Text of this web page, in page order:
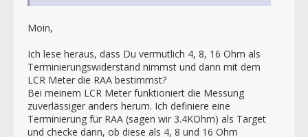
Moin,
Ich lese heraus, dass Du vermutlich 4, 8, 16 Ohm als
Terminierungswiderstand nimmst und dann mit dem
LCR Meter die RAA bestimmst?
Bei meinem LCR Meter funktioniert die Messung
zuverlässiger anders herum. Ich definiere eine
Terminierung für RAA (sagen wir 3.4KOhm) als Target
und checke dann, ob diese als 4, 8 und 16 Ohm